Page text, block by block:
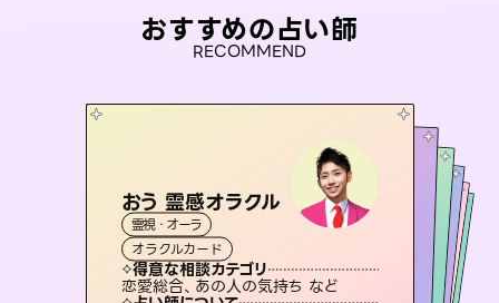
おすすめの占い師
RECOMMEND
おう 霊感オラクル
霊視・オーラ
オラクルカード
得意な相談カテゴリ
恋愛総合、あの人の気持ち など
アイリス -iris-
西洋占星術
ルーン
得意な相談カテゴリ
恋愛総合、片想い、二人の未来 など
セラピスト理恵
霊視・オーラ
スピリチュアル・リーディング
得意な相談カテゴリ
片想い、二人の未来、年の差 など
未来視師＊花
霊視・オーラ
スピリチュアル・リーディング
得意な相談カテゴリ
出逢い、片想い、復縁 など
スピリチュアル・リーディング
得意な相談カテゴリ
霊視・オーラ
スピリチュアル・リーディング
得意な相談カテゴリ